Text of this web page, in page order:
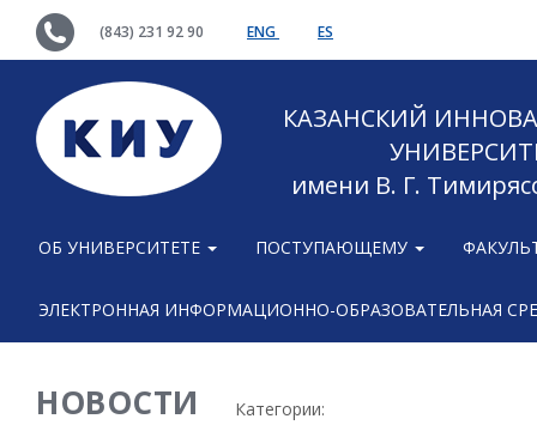
(843) 231 92 90 ENG ES
КАЗАНСКИЙ
имени В. Г.
ОБ УНИВЕРСИТЕТЕ ПОСТУПАЮЩЕМУ
ЭЛЕКТРОННАЯ ИНФОРМАЦИОННО-ОБРАЗОВАТЕЛЬНАЯ
НОВОСТИ Категории: